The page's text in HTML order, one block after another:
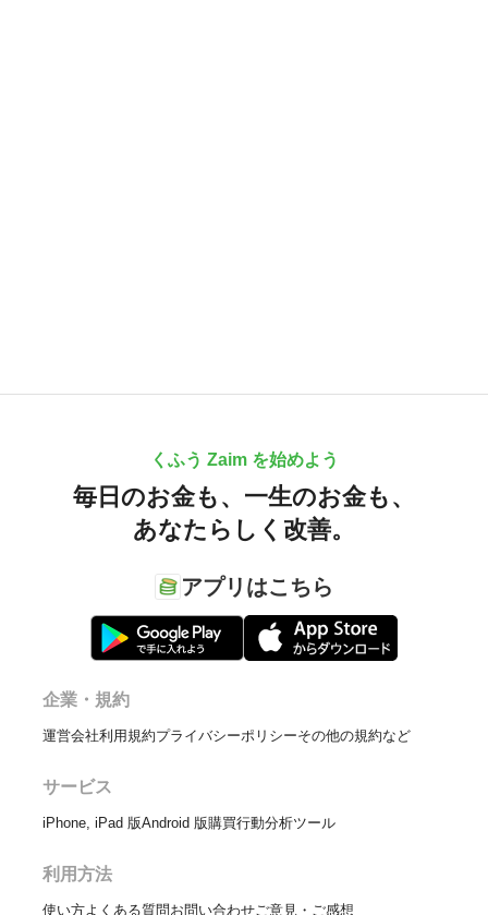
くふう Zaim を始めよう
毎日のお金も、 一生のお金も、
あなたらしく改善。
アプリはこちら
企業・規約
運営会社利用規約プライバシーポリシーその他の規約など
サービス
iPhone, iPad 版Android 版購買行動分析ツール
利用方法
使い方よくある質問お問い合わせ ご意見・ご感想